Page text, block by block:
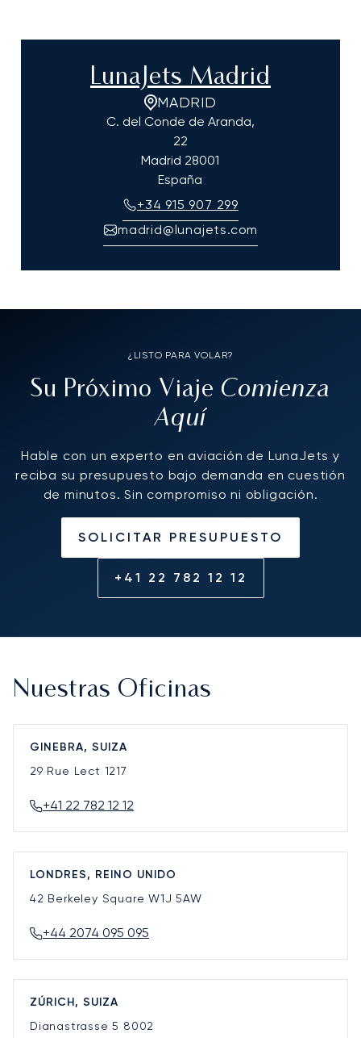
LunaJets Madrid
MADRID
C. del Conde de Aranda,
22
Madrid 28001
España
+34 915 907 299
madrid@lunajets.com
¿LISTO PARA VOLAR?
Su Próximo Viaje Comienza
Aquí
Hable con un experto en aviación de LunaJets y
reciba su presupuesto bajo demanda en cuestión
de minutos. Sin compromiso ni obligación.
SOLICITAR PRESUPUESTO
+41 22 782 12 12
Nuestras Oficinas
GINEBRA, SUIZA
29 Rue Lect 1217
+41 22 782 12 12
LONDRES, REINO UNIDO
42 Berkeley SquareW1J 5AW
+44 2074 095 095
ZÚRICH, SUIZA
Dianastrasse 5 8002